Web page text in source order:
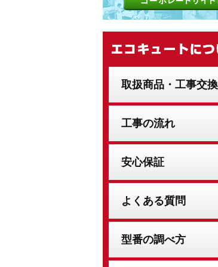
取扱商品・工事交
工事の流れ
安心保証
よくある質問
型番の調べ方